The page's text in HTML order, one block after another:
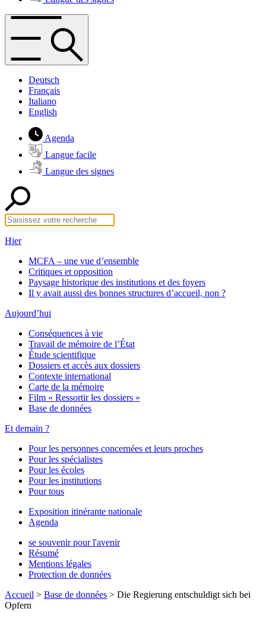
Deutsch
Français
Italiano
English
Agenda
Langue facile
Langue des signes
Hier
MCFA – une vue d’ensemble
Critiques et opposition
Paysage historique des institutions et des foyers
Il y avait aussi des bonnes structures d’accueil, non ?
Aujourd’hui
Conséquences à vie
Travail de mémoire de l’État
Étude scientifique
Dossiers et accès aux dossiers
Contexte international
Carte de la mémoire
Film « Ressortir les dossiers »
Base de données
Et demain ?
Pour les personnes concernées et leurs proches
Pour les spécialistes
Pour les écoles
Pour les institutions
Pour tous
Exposition itinérante nationale
Agenda
se souvenir pour l'avenir
Résumé
Mentions légales
Protection de données
Accueil > Base de données > Die Regierung entschuldigt sich bei
Opfern